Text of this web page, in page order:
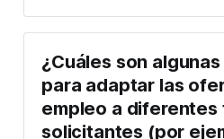
¿Cuáles son
para adaptar las
empleo a diferentes
solicitantes (por